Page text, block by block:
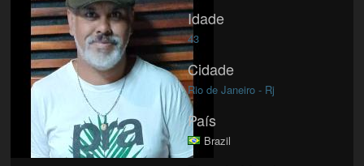
Idade
43
Cidade
Rio de Janeiro - Rj
País
Brazil